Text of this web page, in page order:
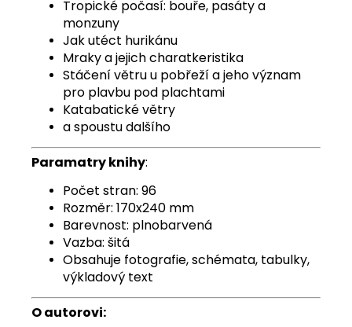
Tropické počasí: bouře, pasáty a
monzuny
Jak utéct hurikánu
Mraky a jejich charatkeristika
Stáčení větru u pobřeží a jeho význam
pro plavbu pod plachtami
Katabatické větry
a spoustu dalšího
Paramatry knihy:
Počet stran: 96
Rozměr: 170x240 mm
Barevnost: plnobarvená
Vazba: šitá
Obsahuje fotografie, schémata, tabulky,
výkladový text
O autorovi: